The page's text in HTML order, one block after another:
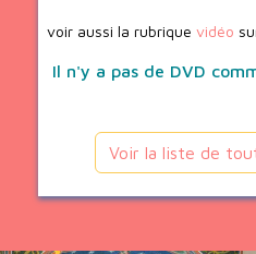
voir aussi la rubrique vidéo
Il n'y a pas de DVD
Voir la liste de